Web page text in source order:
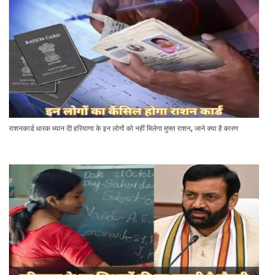
राशनकार्ड धारक ध्यान दें! हरियाणा के इन लोगों को नहीं मिलेगा मुफ्त राशन, जाने क्या है कारण